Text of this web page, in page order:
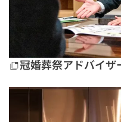
冠婚葬祭アドバイザ